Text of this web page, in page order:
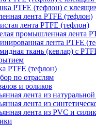
PTFE (тефлон) с
лента PTFE (тефлон)
лента PTFE (тефлон)
промышленная лента
лента PTFE
ткань (кевлар) с
PTFE (тефлон)
по отраслям
и роликов
лента из
лента из
лента из PVC и